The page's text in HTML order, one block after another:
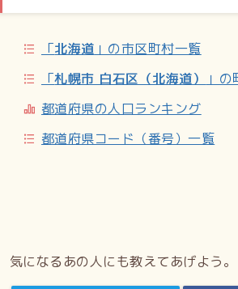
白石区役所（2016年12月7日に白石駅付
民センター（同区役所に同じ）
本郷通商店街
中学校
市立（本郷通地区が学区に含まれる学校
「北海道 」の市区町村一覧
「札幌市 白石区（北海道）
」
都道府県の人口ランキング
都道府県コード（番号）一覧
気になるあの人にも教えてあげよう。